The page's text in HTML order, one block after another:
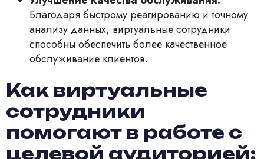
Благодаря быстрому реагированию и точному
анализу данных, виртуальные сотрудники
способны обеспечить более качественное
обслуживание клиентов.
Как виртуальные
сотрудники
помогают в работе с
целевой аудиторией: